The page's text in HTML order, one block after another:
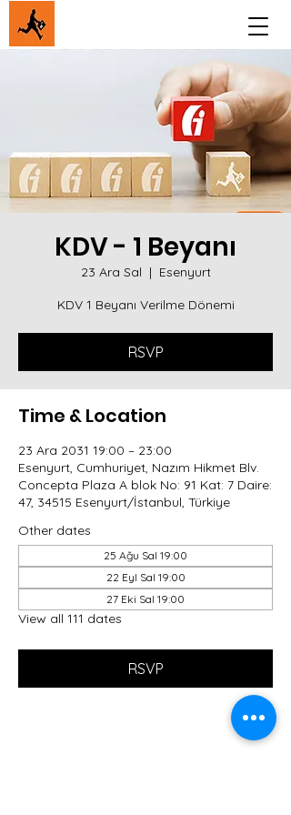
KDV - 1 Beyanı
23 Ara Sal
  |
Esenyurt
KDV 1 Beyanı Verilme Dönemi
RSVP
Time & Location
23 Ara 2031 19:00 – 23:00
Esenyurt, Cumhuriyet, Nazım Hikmet Blv.
Concepta Plaza A blok No: 91 Kat: 7 Daire:
47, 34515 Esenyurt/İstanbul, Türkiye
Other dates
25 Ağu Sal 19:00
22 Eyl Sal 19:00
27 Eki Sal 19:00
View all 111 dates
RSVP